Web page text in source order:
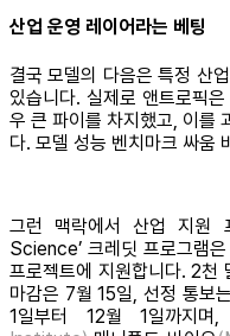
산업 운영 레이어라는 베팅
결국 모델의 다음은 특정 산
있습니다. 실제로 앤트로픽
우 큰 파이를 차지했고, 이를
다. 모델 성능 벤치마크 싸움
그런 맥락에서 산업 지원
Science’ 크레딧 프로그램
프로젝트에 지원합니다. 2천
마감은 7월 15일, 선정 통보
1일부터 12월 1일까지